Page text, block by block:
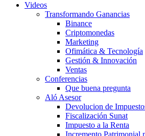
Videos
Transformando Ganancias
Binance
Criptomonedas
Marketing
Ofimática & Tecnología
Gestión & Innovación
Ventas
Conferencias
Que buena pregunta
Aló Asesor
Devolucion de
Fiscalización Sunat
Impuesto a la Renta
Incremento Patrimonial